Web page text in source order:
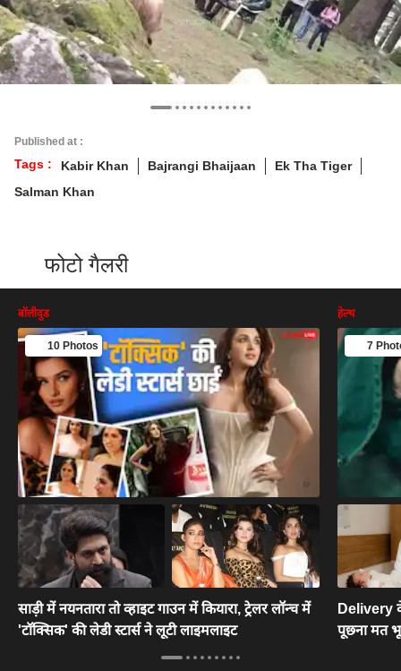
Published at :
Tags : Kabir Khan Bajrangi Bhaijaan
Ek Tha Tiger
Salman Khan
फोटो गैलरी
बॉलीवुड
10 Photos
साड़ी में नयनतारा तो व्हाइट गाउन में कियारा, ट्रेलर लॉन्च में
'टॉक्सिक' की लेडी स्टार्स ने लूटी लाइमलाइट
हेल्थ
7
Delivery
पूछना मत